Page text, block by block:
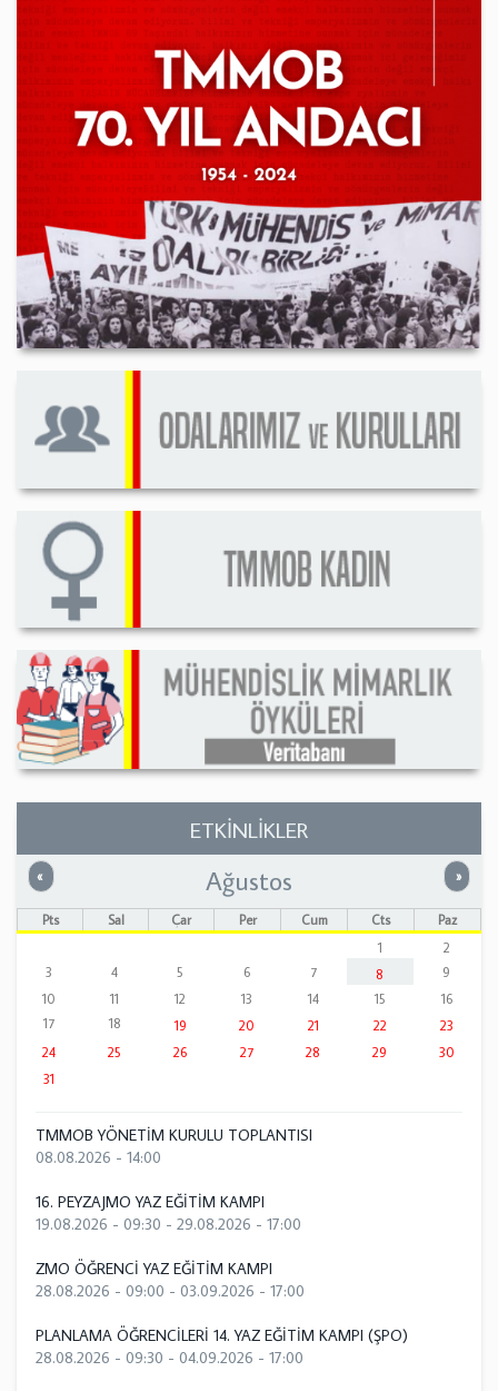
ETKİNLİKLER
« Önceki »
Ağustos
Pts Sal Çar Per Cum Cts
Paz
1
2
3
4 5 6 7 8
9
10
11 12 13 14 15
16
17
18 19 20 21 22
23
24
25 26 27 28 29
30
31
TMMOB YÖNETİM KURULU TOPLANTISI
08.08.2026 - 14:00
16. PEYZAJMO YAZ EĞİTİM KAMPI
19.08.2026 - 09:30 - 29.08.2026 - 17:00
ZMO ÖĞRENCİ YAZ EĞİTİM KAMPI
28.08.2026 - 09:00 - 03.09.2026 - 17:00
PLANLAMA ÖĞRENCİLERİ 14. YAZ EĞİTİM KAMPI (ŞPO)
28.08.2026 - 09:30 - 04.09.2026 - 17:00